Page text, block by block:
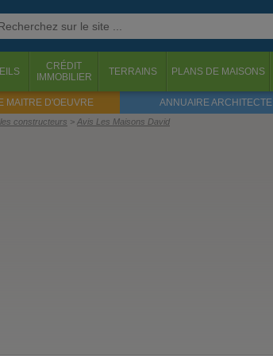
CRÉDIT
IMMOBILIER
TERRAINS PLANS DE MAISONS
MAITRE D'OEUVRE ANNUAIRE ARCHITECTE
constructeurs Avis Les Maisons David